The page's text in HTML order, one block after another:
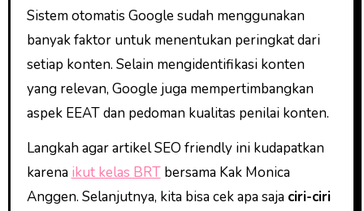
Sistem otomatis Google sudah menggunakan
banyak faktor untuk menentukan peringkat dari
setiap konten. Selain mengidentifikasi konten
yang relevan, Google juga mempertimbangkan
aspek EEAT dan pedoman kualitas penilai konten.
Langkah agar artikel SEO friendly ini kudapatkan
karena ikut kelas BRTbersama Kak Monica
Anggen. Selanjutnya, kita bisa cek apa saja ciri-ciri